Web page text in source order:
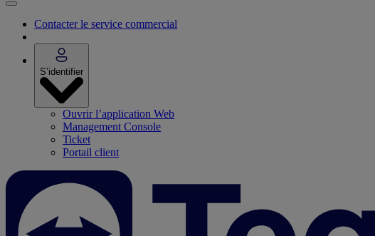
Contacter le service commercial
S’identifier
Ouvrir l’application Web
Management Console
Ticket
Portail client